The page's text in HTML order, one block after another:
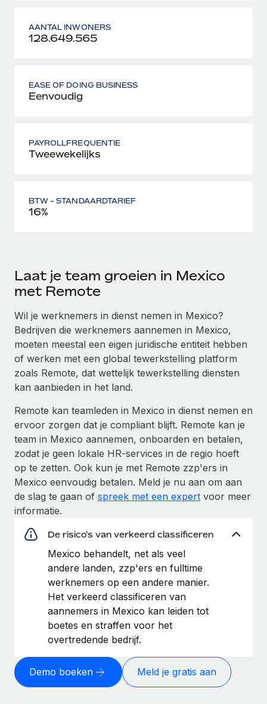
AANTAL INWONERS
128.649.565
EASE OF DOING BUSINESS
Eenvoudig
PAYROLLFREQUENTIE
Tweewekelijks
BTW - STANDAARDTARIEF
16%
Laat je team groeien in Mexico
met Remote
Wil je werknemers in dienst nemen in Mexico?
Bedrijven die werknemers aannemen in Mexico,
moeten meestal een eigen juridische entiteit hebben
of werken met een global tewerkstelling platform
zoals Remote, dat wettelijk tewerkstelling diensten
kan aanbieden in het land.
Remote kan teamleden in Mexico in dienst nemen en
ervoor zorgen dat je compliant blijft. Remote kan je
team in Mexico aannemen, onboarden en betalen,
zodat je geen lokale HR-services in de regio hoeft
op te zetten. Ook kun je met Remote zzp'ers in
Mexico eenvoudig betalen. Meld je nu aan om aan
de slag te gaan of spreek met een expert voor meer
informatie.
De risico's van verkeerd classificeren
Mexico behandelt, net als veel
andere landen, zzp'ers en fulltime
werknemers op een andere manier.
Het verkeerd classificeren van
aannemers in Mexico kan leiden tot
boetes en straffen voor het
overtredende bedrijf.
Demo boeken Meld je gratis aan